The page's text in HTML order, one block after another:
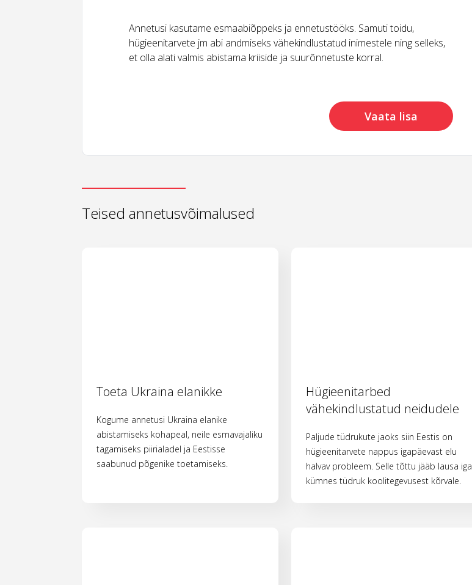
Annetusi kasutame esmaabiõppeks ja ennetustööks. Samuti toidu,
hügieenitarvete jm abi andmiseks vähekindlustatud inimestele ning selleks,
et olla alati valmis abistama kriiside ja suurõnnetuste korral.
Vaata lisa
Teised annetusvõimalused
Toeta Ukraina elanikke
Kogume annetusi Ukraina elanike
abistamiseks kohapeal, neile esmavajaliku
tagamiseks piirialadel ja Eestisse
saabunud põgenike toetamiseks.
Hügieenitarbed
vähekindlustatud neidudele
Paljude tüdrukute jaoks siin Eestis on
hügieenitarvete nappus igapäevast elu
halvav probleem. Selle tõttu jääb lausa iga
kümnes tüdruk koolitegevusest kõrvale.